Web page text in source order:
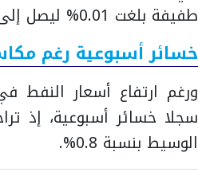
طفيفة بلغت 0.01% ليصل إلى 68.70 دولارًا للبرميل.
خسائر أسبوعية رغم
ورغم ارتفاع أسعار النفط
الوسيط بنسبة 0.8%.